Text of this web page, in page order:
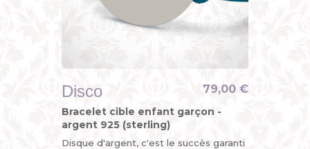
Disco
Bracelet cible enfant garçon -
argent 925 (sterling)
Disque d'argent, c'est le succès garanti
79,00 €